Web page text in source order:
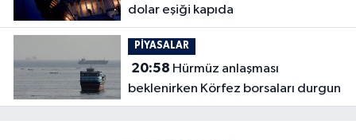
dolar eşiği kapıda
PİYASALAR
20:58
beklenirken Körfez borsaları durgun